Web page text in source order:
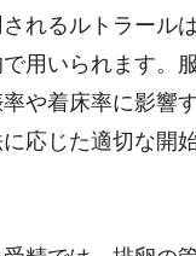
れるルトラール
用いられます。
や着床率に影響
応じた適切な開